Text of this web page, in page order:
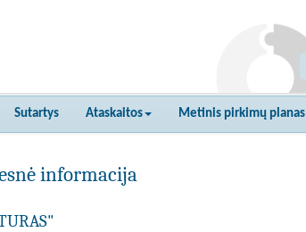
Sutartys Ataskaitos Metinis pirkimų planas
informacija